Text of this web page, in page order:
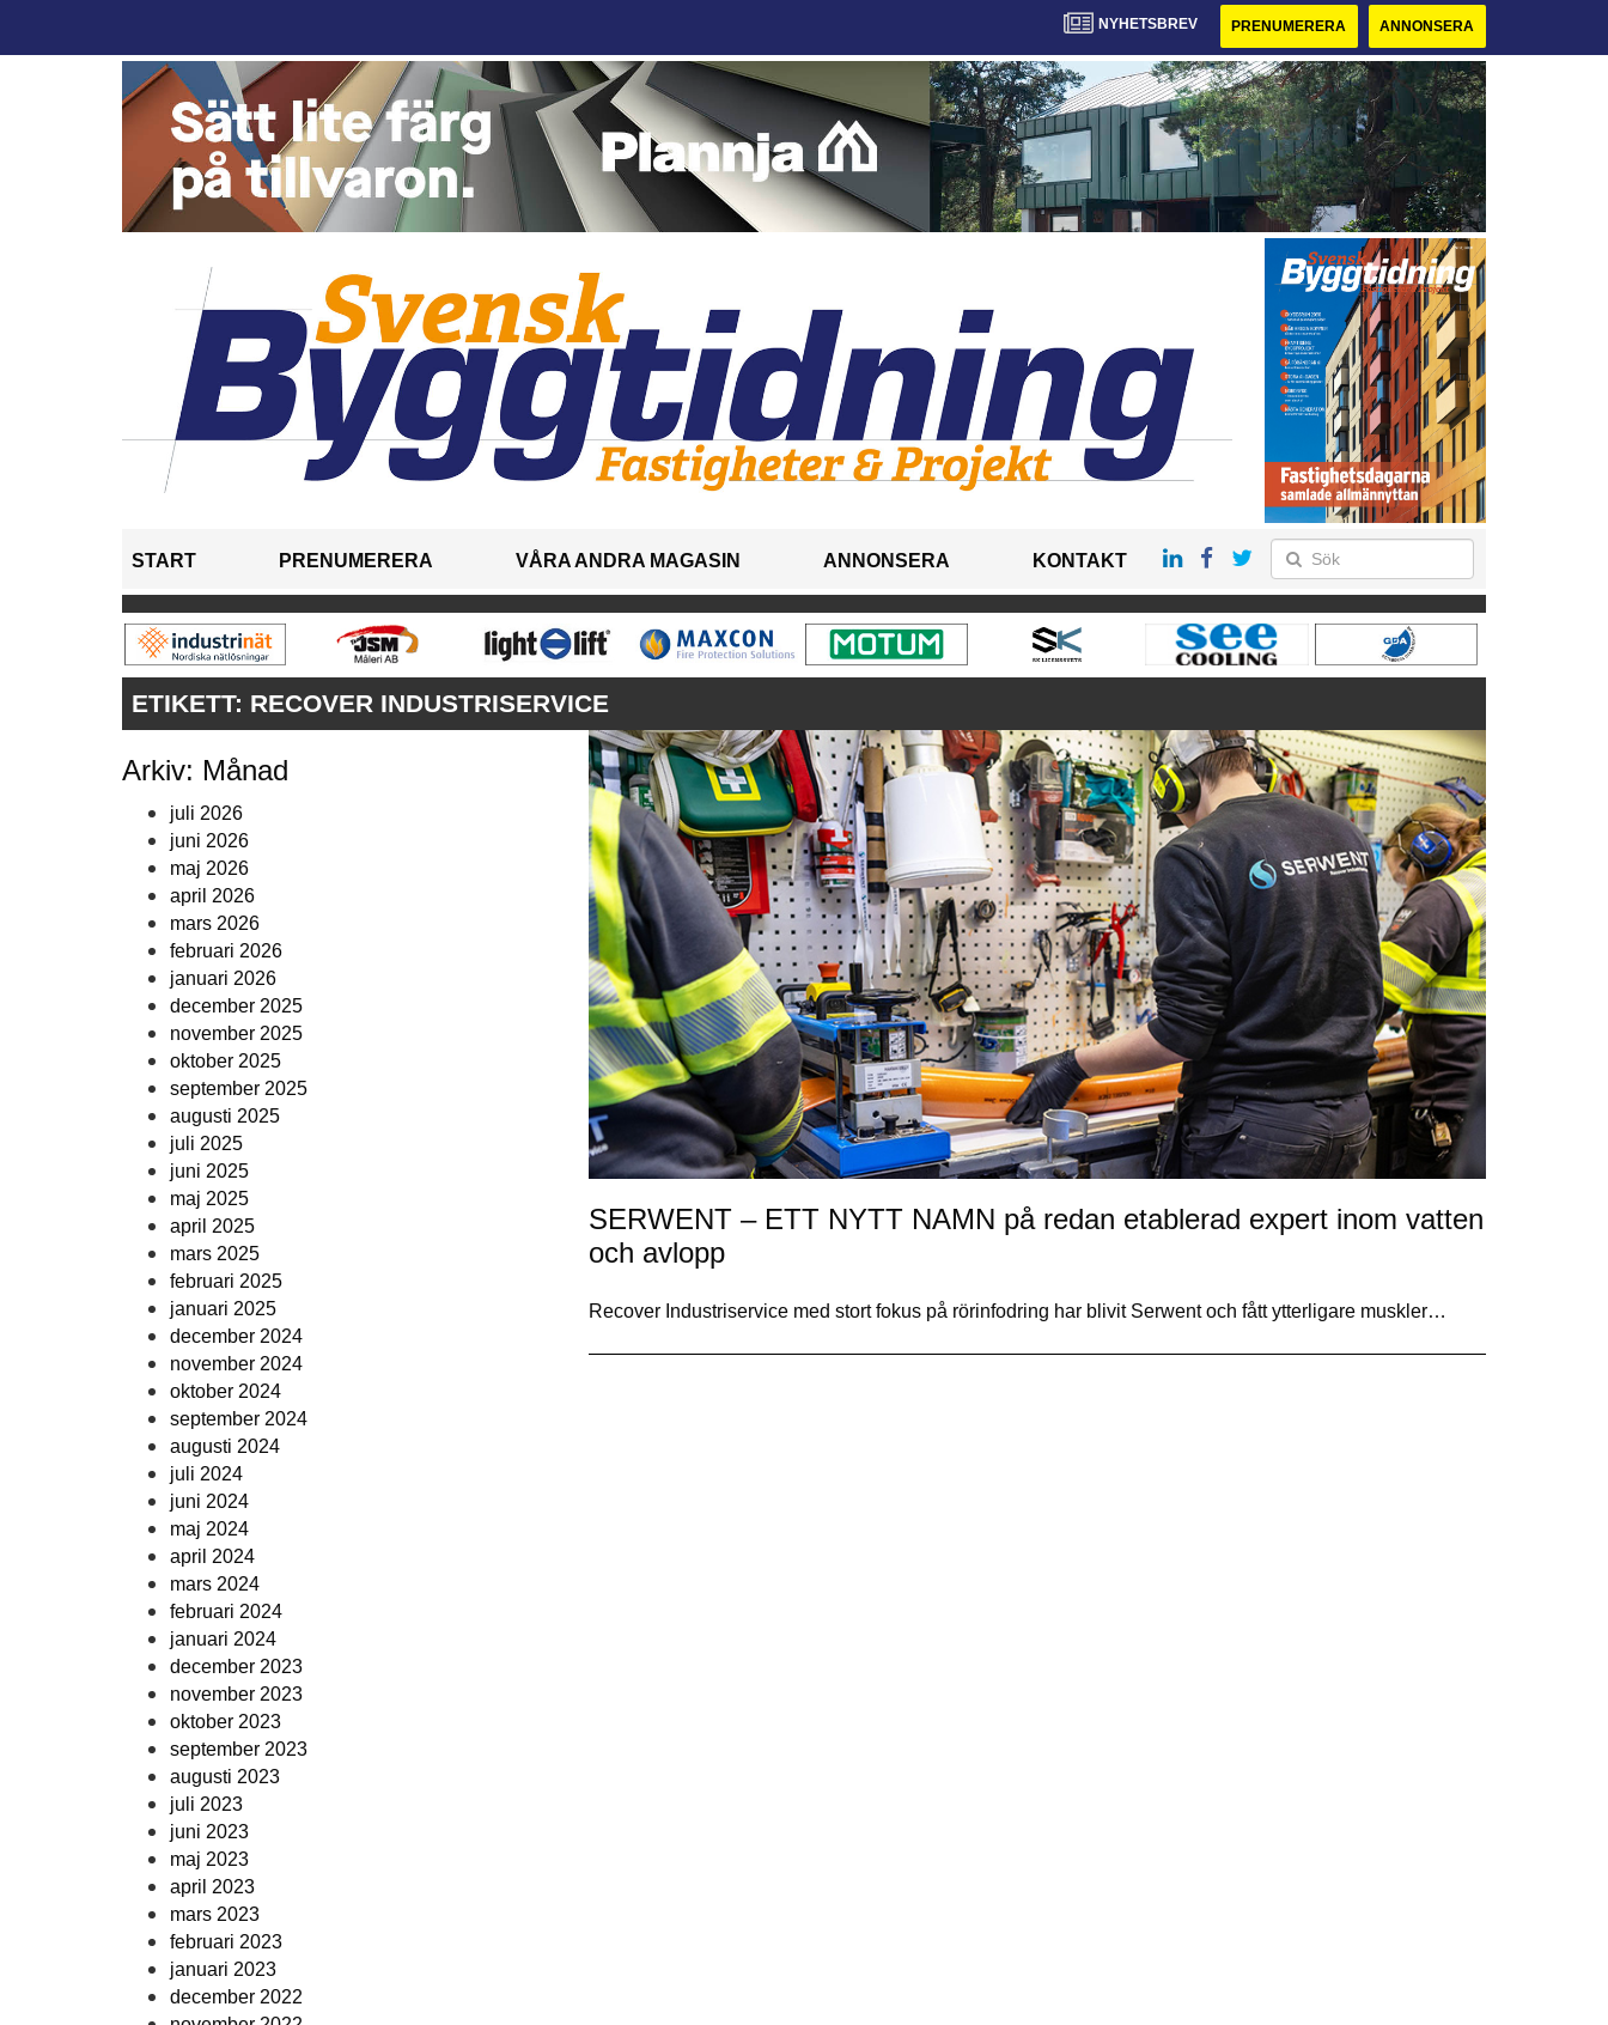
NYHETSBREV PRENUMERERA ANNONSERA
START PRENUMERERA VÅRA ANDRA MAGASIN ANNONSERA KONTAKT
ETIKETT: RECOVER INDUSTRISERVICE
Arkiv: Månad
juli 2026
juni 2026
maj 2026
april 2026
mars 2026
februari 2026
januari 2026
december 2025
november 2025
oktober 2025
september 2025
augusti 2025
juli 2025
juni 2025
maj 2025
april 2025
mars 2025
februari 2025
januari 2025
december 2024
november 2024
oktober 2024
september 2024
augusti 2024
juli 2024
juni 2024
maj 2024
april 2024
mars 2024
februari 2024
januari 2024
december 2023
november 2023
oktober 2023
september 2023
augusti 2023
juli 2023
juni 2023
maj 2023
april 2023
mars 2023
februari 2023
januari 2023
december 2022
SERWENT – ETT NYTT NAMN på redan etablerad expert inom vatten
och avlopp
Recover Industriservice med stort fokus på rörinfodring har blivit Serwent och fått ytterligare muskler…